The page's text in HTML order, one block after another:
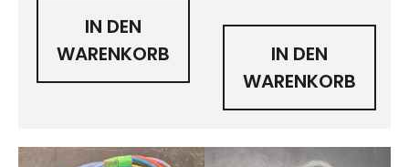
IN DEN
WARENKORB
IN DEN
WARENKORB